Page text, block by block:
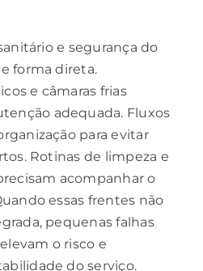
e segurança do
forma direta.
e câmaras frias
adequada. Fluxos
para evitar
Rotinas de limpeza e
acompanhar o
essas frentes não
pequenas falhas
o risco e
do serviço.